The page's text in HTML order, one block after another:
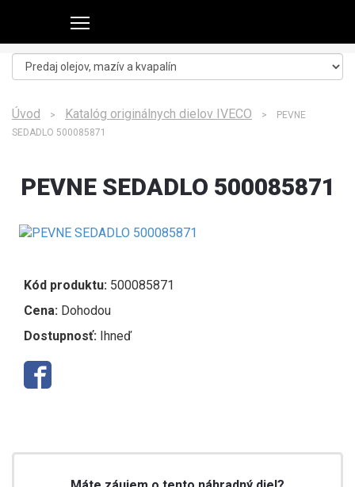
Úvod > Katalóg originálnych dielov IVECO > PEVNE
SEDADLO 500085871
PEVNE SEDADLO 500085871
Kód produktu: 500085871
Cena: Dohodou
Dostupnosť: Ihneď